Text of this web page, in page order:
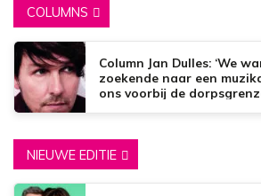
COLUMNS
Column Jan Dulles: ‘We
zoekende naar een
ons voorbij de
NIEUWE EDITIE